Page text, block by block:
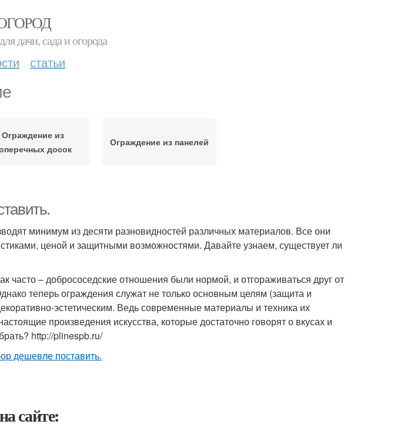
дачи, сада и огорода
статьи
Ограждение из
досок
Ограждение из панелей
минимум из десяти разновидностей различных материалов. Все они
ценой и защитными возможностями. Давайте узнаем, существует ли
часто – добрососедские отношения были нормой, и отгораживаться друг от
теперь ограждения служат не только основным целям (защита и
эстетическим. Ведь современные материалы и техника их
произведения искусства, которые достаточно говорят о вкусах и
http://plinespb.ru/
сайте: